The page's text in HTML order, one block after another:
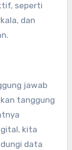
seperti
dan
jawab
tanggung
kita
data